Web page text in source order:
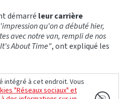
démarré leur carrière
qu'on a débuté hier,
avec notre van, rempli de nos
About Time", ont expliqué les
intégré à cet endroit. Vous
"Réseaux sociaux" et